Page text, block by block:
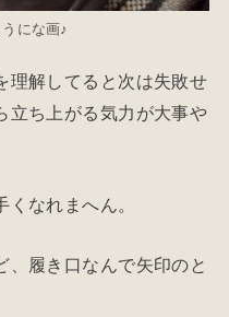
にな画♪
理解してると次は失敗せ
立ち上がる気力が大事や
なれまへん。
、履き口なんで矢印のと